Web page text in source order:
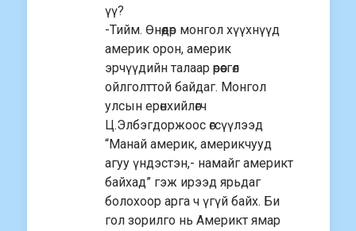
үү?
-Тийм. Өнөөдөр монгол хүүхнүүд
америк орон, америк
эрчүүдийн талаар өрөөсгөл
ойлголттой байдаг. Монгол
улсын ерөнхийлөгч
Ц.Элбэгдоржоос өгсүүлээд
“Манай америк, америкчууд
агуу үндэстэн,- намайг америкт
байхад” гэж ирээд ярьдаг
болохоор арга ч үгүй байх. Би
гол зорилго нь Америкт ямар